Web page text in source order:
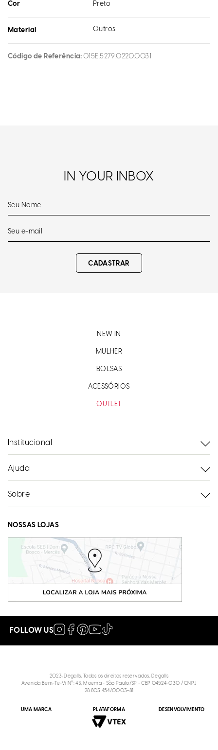
Cor Preto
Material Outros
Código de Referência 015E.5279.0220.0031
IN YOUR INBOX
CADASTRAR
NEW IN
MULHER
BOLSAS
ACESSÓRIOS
OUTLET
Institucional
Ajuda
Sobre
NOSSAS LOJAS
FOLLOW US
2023, Degalls, Todos os direitos reservados, Degalls
Avenida Bem-Te-Vi N°: 43, Moema - São Paulo/SP - CEP 04524-030 / CNPJ
28.803.454/0003-81
UMA MARCA PLATAFORMA DESENVOLVIMENTO